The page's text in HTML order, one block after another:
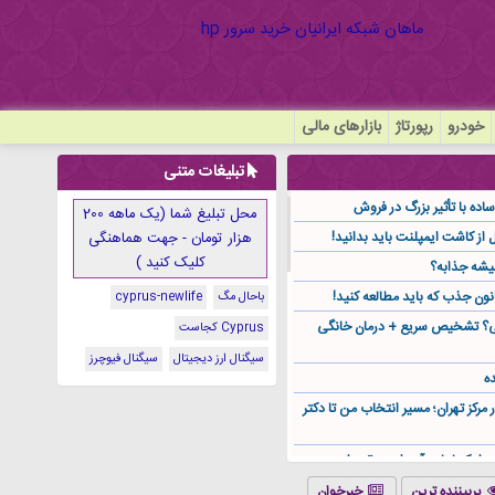
خودرو رپورتاژ بازارهای مالی
با تأثیر بزرگ در فروش
جذابه؟
جذب که باید مطالعه کنید!
تشخیص سریع + درمان خانگی
مرکز تهران؛ مسیر انتخاب من تا دکتر
کجا باید آن را مستقیم از
تبلیغات متنی
محل تبلیغ شما (یک ماهه 200
هزار تومان - جهت هماهنگی
کلیک کنید )
باحال مگ
cyprus-newlife
Cyprus کجاست
سیگنال ارز دیجیتال
سیگنال فیوچرز